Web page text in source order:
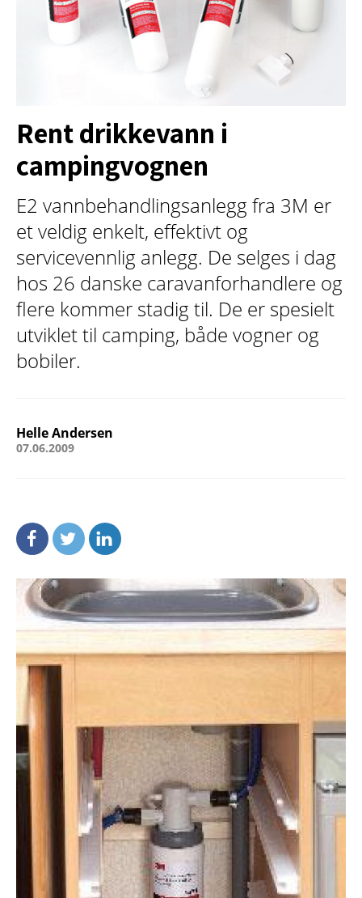
Rent drikkevann i
campingvognen
E2 vannbehandlingsanlegg fra 3M er
et veldig enkelt, effektivt og
servicevennlig anlegg. De selges i dag
hos 26 danske caravanforhandlere og
flere kommer stadig til. De er spesielt
utviklet til camping, både vogner og
bobiler.
Helle Andersen
07.06.2009